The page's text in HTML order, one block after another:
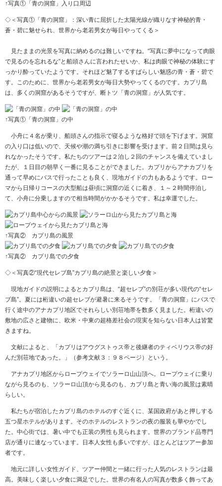
↑写真①「青の洞窟」入り口周辺
◇＜写真①「青の洞窟」：深い青に屈折した太陽光線が織りなす神秘的青・
蒼・碧に魅せられ、世界から老若男女が毎日やってくる＞
見たままの光景を写真に納めるのは難しいですね。“写真に夢中になって肉眼
で見るのを忘れるな”と船頭さんに言われたせいか、私は肉眼で神秘の体験にす
っかり酔っていたようです。それほど魅了するすばらしい魅惑の青・蒼・碧で
す。このために、世界から老若男女が毎日大勢やってくるのです。カプリ島
は、多くの洞窟があるそうですが、断トツ「青の洞窟」が人気です。
↑写真①「青の洞窟」の中
小舟に４名が乗り、船頭さんの指示で寝るような格好で頭を下げます。洞窟
の入り口は低いので、天候や潮の満ち引きに影響を受けます。前２日間は見ら
れなかったそうです。私たちのツアーは２泊し２回のチャンスを備えていまし
たが、１日目の朝早く一番に見ることができました。カプリからアナカプリを
通って早めにバスで行ったことも良く、現地ガイドの力もあるようです。ロー
マから日帰りコースの大型船は昼頃に洞窟の近くに着き、１～２時間停泊し
て、小舟に分乗しますので相当時間がかかるそうです。私は幸運でした。
↑写真② カプリ島の風景
↑写真② カプリ島での夕食
◇＜写真②“現代セレブ島”カプリ島の絶景と楽しい夕食＞
現地ガイドの説明によるとカプリ島は、“超セレブ”の別荘が多い現代の“セレ
ブ島”。夏には桁違いの超セレブが避暑に来るそうです。「青の洞窟」にバスで
行く途中のアナカプリ地区でそれらしい別荘地帯を数多く見ました。桁違いの
敷地の広さと建物に、欧米・中東の超格差社会の現実を知らない日本人は皆驚
きますね。
文献によると、「カプリはアウグストゥス帝と後継者のティベリウス帝の好
んだ別荘地であった。」（参考文献３：９８ページ）という。
アナカプリ地区からロープウェイでソラーロ山山頂へ。ロープウェイに乗り
ながら見るのも、ソラーロ山頂から見るのも、カプリ島と青い海の風景は素晴
らしい。
私たちが宿泊したカプリ島のホテルのすぐ近くに、某国政府があと押しする
五つ星ホテルがあります。そのホテルのレストランの夜の服装も華やかでし
た。中心街では、暑い中でも正装の男性も見られます。世界のブランド品専門
店が通りに連なっています。日本人女性も多いですが、ほとんどはツアー参加
者です。
地元に詳しい女性ガイド、ツアー仲間と一緒に行った人気のレストランは最
高。美味しく楽しい夕食に満足でした。世界の有名人の写真が数多く飾ってあ